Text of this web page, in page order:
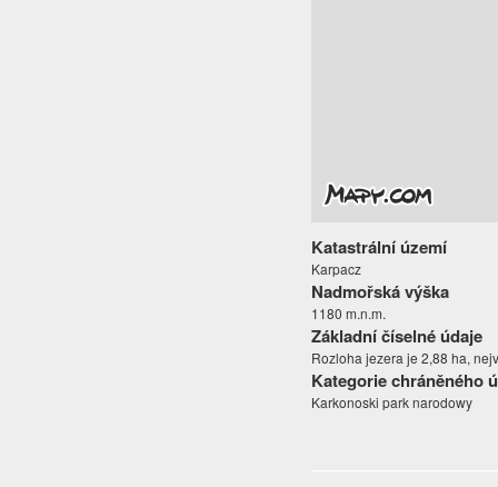
Katastrální území
Karpacz
Nadmořská výška
1180 m.n.m.
Základní číselné údaje
Rozloha jezera je 2,88 ha,
Kategorie chráněného
Karkonoski park narodowy